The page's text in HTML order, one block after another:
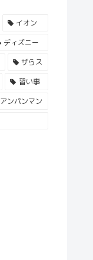
イオン
ディズニー
ザらス
習い事
アンパンマン